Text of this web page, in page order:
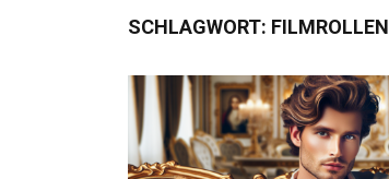
SCHLAGWORT: FILMROLLEN